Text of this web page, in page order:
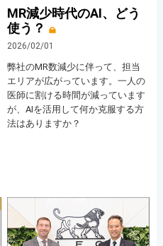
MR減少時代のAI、どう
使う？
2026/02/01
弊社のMR数減少に伴って、担当
エリアが広がっています。一人の
医師に割ける時間が減っています
が、AIを活用して何か克服する方
法はありますか？